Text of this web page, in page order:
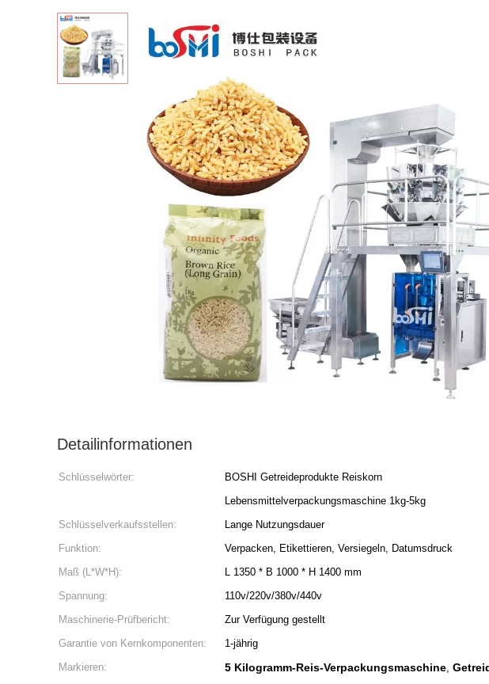
Detailinformationen
Schlüsselwörter:
BOSHI Getreideprodukte Reiskorn
Lebensmittelverpackungsmaschine 1kg-5kg
Schlüsselverkaufsstellen: Lange Nutzungsdauer
Funktion:
Verpacken, Etikettieren, Versiegeln, Datumsdruck
Maß (L*W*H):
L 1350 * B 1000 * H 1400 mm
Spannung:
110v/220v/380v/440v
Maschinerie-Prüfbericht:
Zur Verfügung gestellt
Garantie von Kernkomponenten:
1-jährig
Markieren:
5 Kilogramm-Reis-Verpackungsmaschine,